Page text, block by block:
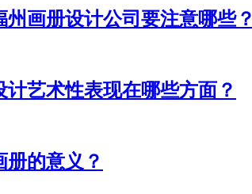
画册设计公司要注意哪些？
艺术性表现在哪些方面？
的意义？